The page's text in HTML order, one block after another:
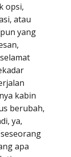
opsi,
atau
yang
kabin
berubah,
ya,
apa